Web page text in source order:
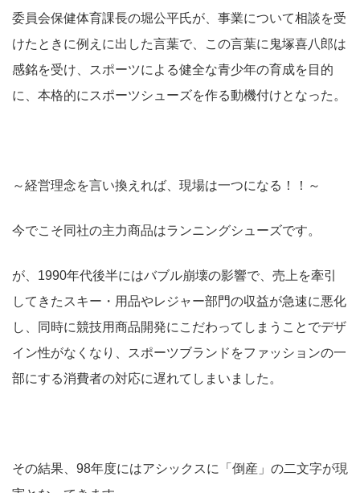
委員会保健体育課長の堀公平氏が、事業について相談を受
けたときに例えに出した言葉で、この言葉に鬼塚喜八郎は
感銘を受け、スポーツによる健全な青少年の育成を目的
に、本格的にスポーツシューズを作る動機付けとなった。
～経営理念を言い換えれば、現場は一つになる！！～
今でこそ同社の主力商品はランニングシューズです。
が、1990年代後半にはバブル崩壊の影響で、売上を牽引
してきたスキー・用品やレジャー部門の収益が急速に悪化
し、同時に競技用商品開発にこだわってしまうことでデザ
イン性がなくなり、スポーツブランドをファッションの一
部にする消費者の対応に遅れてしまいました。
その結果、98年度にはアシックスに「倒産」の二文字が現